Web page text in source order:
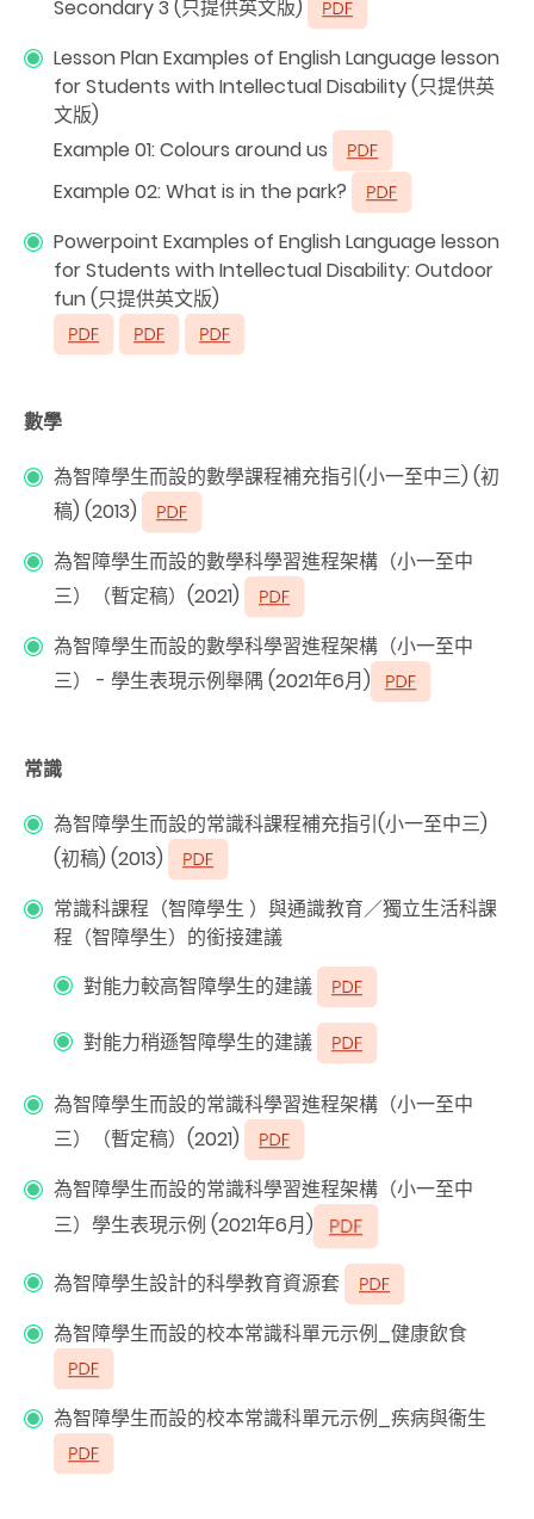
Secondary 3 (只提供英文版)
Lesson Plan Examples of English Language lesson
for Students with Intellectual Disability (只提供英
文版)
Example 01: Colours around us
Example 02: What is in the park?
Powerpoint Examples of English Language lesson
for Students with Intellectual Disability: Outdoor
fun (只提供英文版)
數學
為智障學生而設的數學課程補充指引(小一至中三) (初
稿) (2013)
為智障學生而設的數學科學習進程架構（小一至中
三）（暫定稿）(2021)
為智障學生而設的數學科學習進程架構（小一至中
三） - 學生表現示例舉隅 (2021年6月)
常識
為智障學生而設的常識科課程補充指引(小一至中三)
(初稿) (2013)
常識科課程（智障學生 ）與通識教育／獨立生活科課
程（智障學生）的銜接建議
對能力較高智障學生的建議
對能力稍遜智障學生的建議
為智障學生而設的常識科學習進程架構（小一至中
三）（暫定稿）(2021)
為智障學生而設的常識科學習進程架構（小一至中
三）學生表現示例 (2021年6月)
為智障學生設計的科學教育資源套
為智障學生而設的校本常識科單元示例_健康飲食
為智障學生而設的校本常識科單元示例_疾病與衞生